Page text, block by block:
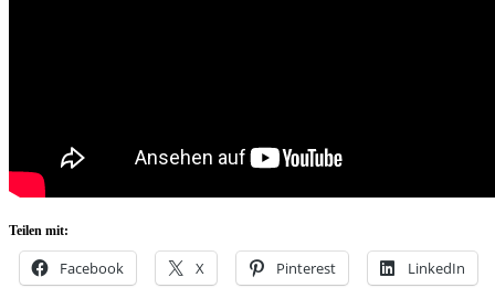
Teilen mit:
Facebook X Pinterest LinkedIn